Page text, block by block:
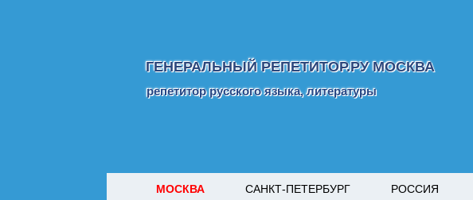
ГЕНЕРАЛЬНЫЙ РЕПЕТИТОР.РУ МОСКВА
репетитор русского языка, литературы
МОСКВА САНКТ-ПЕТЕРБУРГ РОССИЯ